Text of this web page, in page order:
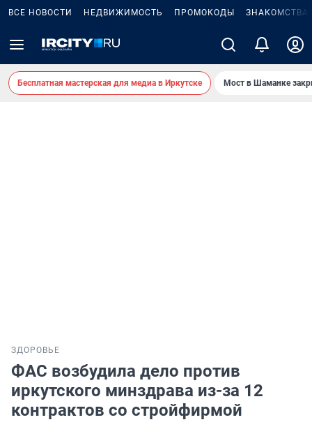
ВСЕ НОВОСТИ НЕДВИЖИМОСТЬ ПРОМОКОДЫ ЗНАКОМСТВА
Бесплатная мастерская для медиа в Иркутске Мост в Шаманке
ЗДОРОВЬЕ
ФАС возбудила дело против
иркутского минздрава из-за 12
контрактов со стройфирмой